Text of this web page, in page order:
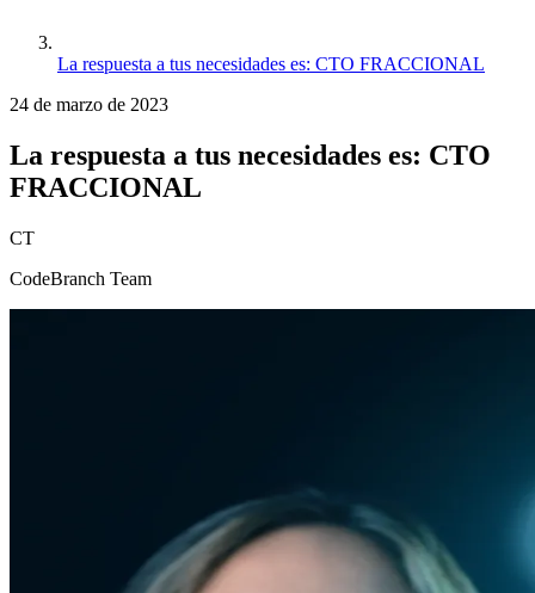
La respuesta a tus necesidades es: CTO FRACCIONAL
24 de marzo de 2023
La respuesta a tus necesidades es: CTO
FRACCIONAL
CT
CodeBranch Team